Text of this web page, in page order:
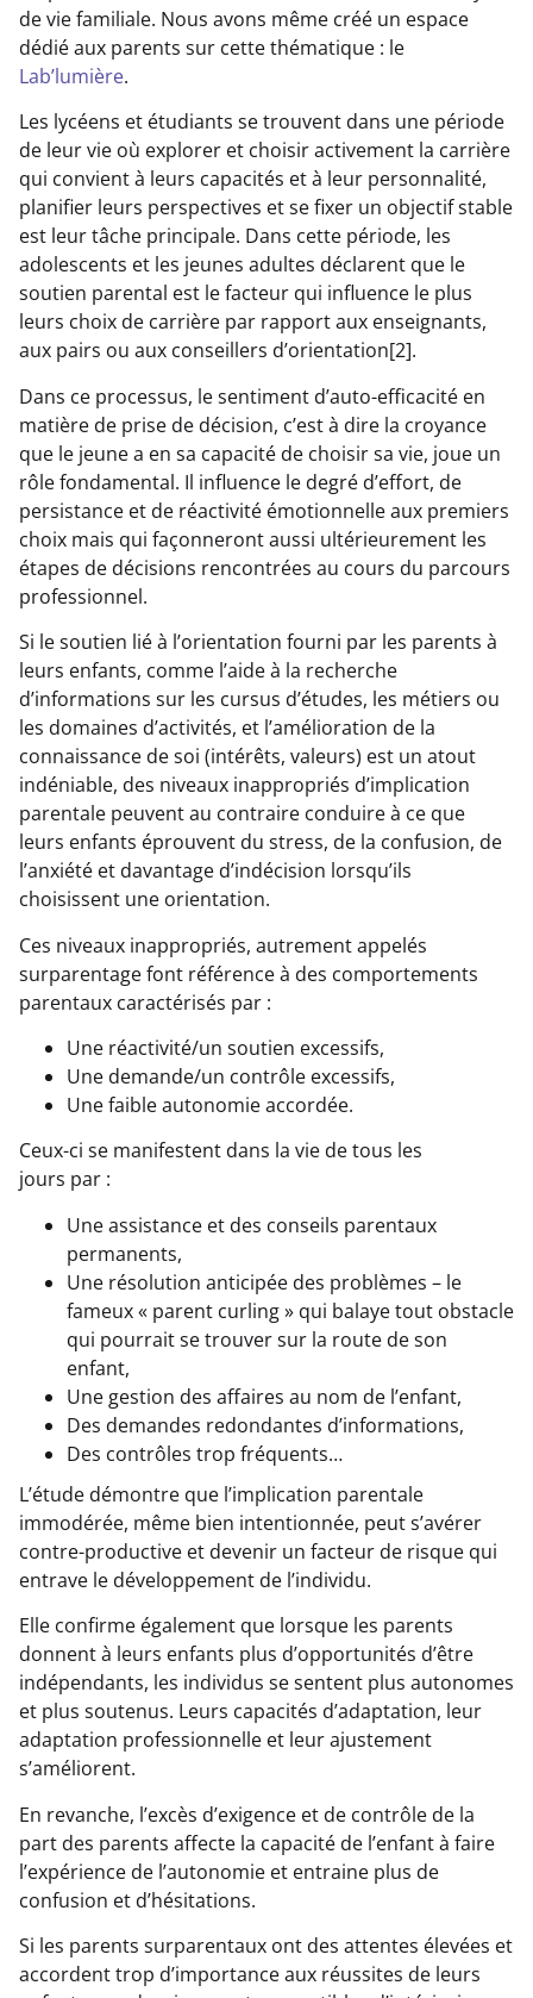
de vie familiale. Nous avons même créé un espace
dédié aux parents sur cette thématique : le
Lab’lumière.
Les lycéens et étudiants se trouvent dans une période
de leur vie où explorer et choisir activement la carrière
qui convient à leurs capacités et à leur personnalité,
planifier leurs perspectives et se fixer un objectif stable
est leur tâche principale. Dans cette période, les
adolescents et les jeunes adultes déclarent que le
soutien parental est le facteur qui influence le plus
leurs choix de carrière par rapport aux enseignants,
aux pairs ou aux conseillers d’orientation[2].
Dans ce processus, le sentiment d’auto-efficacité en
matière de prise de décision, c’est à dire la croyance
que le jeune a en sa capacité de choisir sa vie, joue un
rôle fondamental. Il influence le degré d’effort, de
persistance et de réactivité émotionnelle aux premiers
choix mais qui façonneront aussi ultérieurement les
étapes de décisions rencontrées au cours du parcours
professionnel.
Si le soutien lié à l’orientation fourni par les parents à
leurs enfants, comme l’aide à la recherche
d’informations sur les cursus d’études, les métiers ou
les domaines d’activités, et l’amélioration de la
connaissance de soi (intérêts, valeurs) est un atout
indéniable, des niveaux inappropriés d’implication
parentale peuvent au contraire conduire à ce que
leurs enfants éprouvent du stress, de la confusion, de
l’anxiété et davantage d’indécision lorsqu’ils
choisissent une orientation.
Ces niveaux inappropriés, autrement appelés
surparentage font référence à des comportements
parentaux caractérisés par :
Une réactivité/un soutien excessifs,
Une demande/un contrôle excessifs,
Une faible autonomie accordée.
Ceux-ci se manifestent dans la vie de tous les
jours par :
Une assistance et des conseils parentaux
permanents,
Une résolution anticipée des problèmes – le
fameux « parent curling » qui balaye tout obstacle
qui pourrait se trouver sur la route de son
enfant,
Une gestion des affaires au nom de l’enfant,
Des demandes redondantes d’informations,
Des contrôles trop fréquents…
L’étude démontre que l’implication parentale
immodérée, même bien intentionnée, peut s’avérer
contre-productive et devenir un facteur de risque qui
entrave le développement de l’individu.
Elle confirme également que lorsque les parents
donnent à leurs enfants plus d’opportunités d’être
indépendants, les individus se sentent plus autonomes
et plus soutenus. Leurs capacités d’adaptation, leur
adaptation professionnelle et leur ajustement
s’améliorent.
En revanche, l’excès d’exigence et de contrôle de la
part des parents affecte la capacité de l’enfant à faire
l’expérience de l’autonomie et entraine plus de
confusion et d’hésitations.
Si les parents surparentaux ont des attentes élevées et
accordent trop d’importance aux réussites de leurs